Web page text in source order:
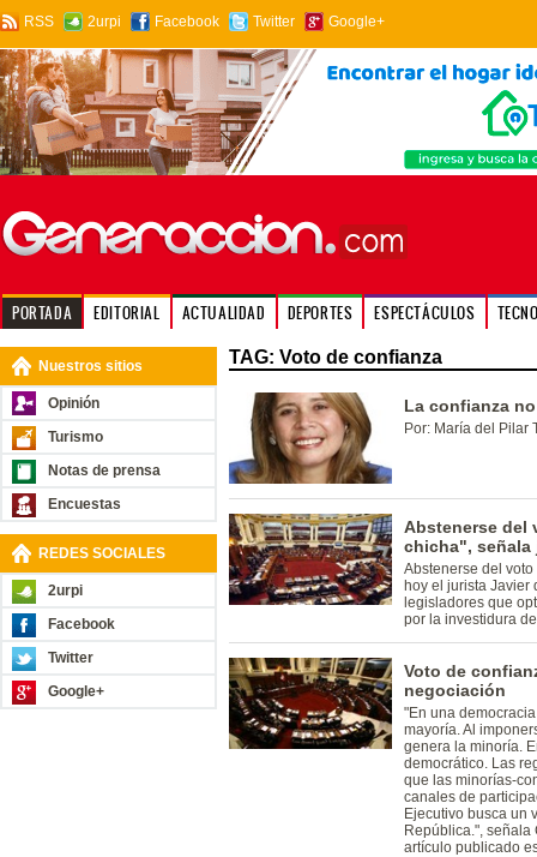
RSS 2urpi Facebook Twitter Google+
PORTADA EDITORIAL ACTUALIDAD DEPORTES ESPECTÁCULOS
Nuestros sitios
Opinión
Turismo
Notas de prensa
Encuestas
REDES SOCIALES
2urpi
Facebook
Twitter
Google+
TAG: Voto de confianza
La confianza
Por: María del Pilar
Abstenerse del
chicha", señala
Abstenerse del
hoy el jurista
legisladores que
por la investidura
Voto de
negociación
"En una
mayoría. Al
genera la minoría.
democrático. Las
que las minorías-
canales de
Ejecutivo busca un
República.",
artículo publicado